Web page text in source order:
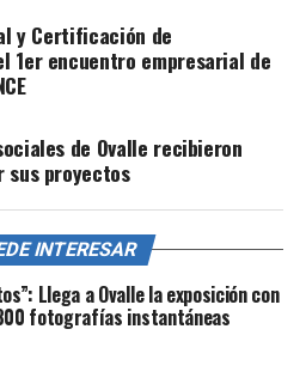
y Certificación de
1er encuentro empresarial de
de Ovalle recibieron
sus proyectos
INTERESAR
Llega a Ovalle la exposición con
fotografías instantáneas